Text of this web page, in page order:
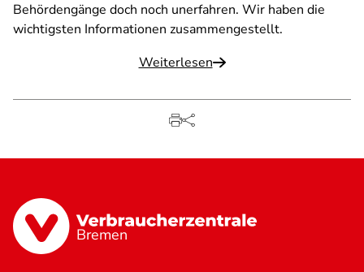
Behördengänge doch noch unerfahren. Wir haben die
wichtigsten Informationen zusammengestellt.
Weiterlesen
Bremen